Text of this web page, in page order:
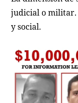
judicial o
y social.